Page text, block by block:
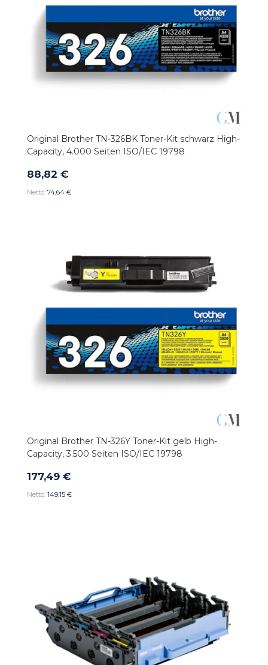
Original Brother TN-326BK Toner-Kit schwarz High-
Capacity, 4.000 Seiten ISO/IEC 19798
88,82 €
74,64 €
Original Brother TN-326Y Toner-Kit gelb High-
Capacity, 3.500 Seiten ISO/IEC 19798
177,49 €
149,15 €